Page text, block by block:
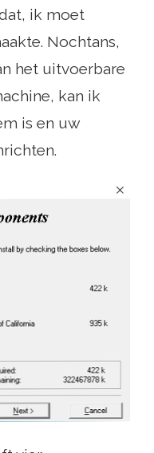
ik moet
Nochtans,
het uitvoerbare
kan ik
is en uw